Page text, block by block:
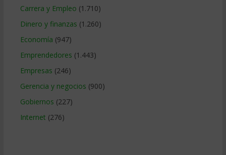
Carrera y Empleo (1.710)
Dinero y finanzas (1.260)
Economía (947)
Emprendedores (1.443)
Empresas (246)
Gerencia y negocios (900)
Gobiernos (227)
Internet (276)